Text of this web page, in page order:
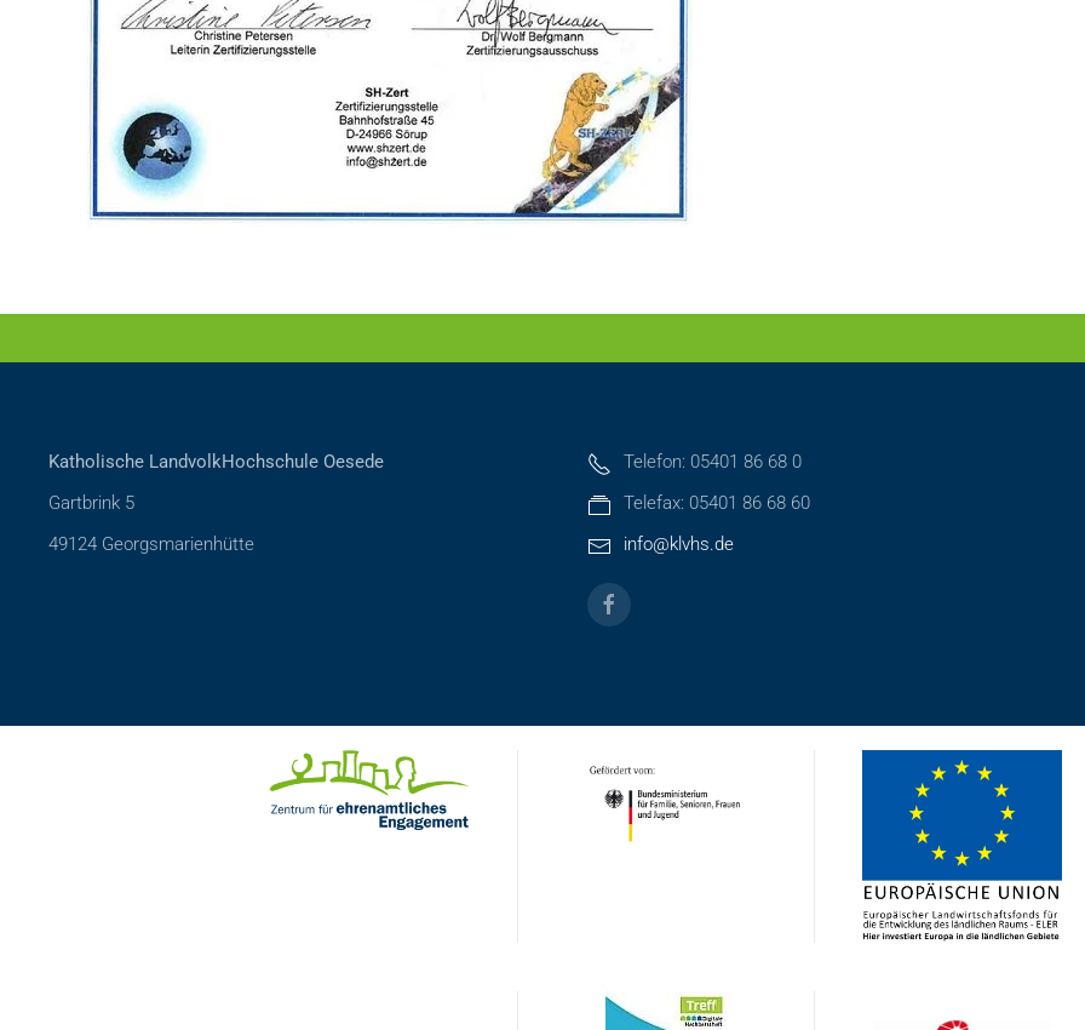
Katholische LandvolkHochschule Oesede
Gartbrink 5
49124 Georgsmarienhütte
Telefon: 05401 86 68 0
Telefax: 05401 86 68 60
info@klvhs.de